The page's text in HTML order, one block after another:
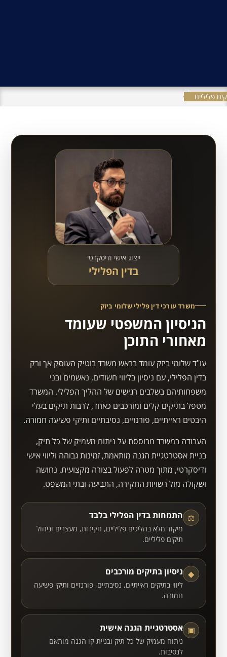
פליליים
משרד עורכי דין פלילי שלומי ביזק
הניסיון המשפטי שעומד
מאחורי התוכן
עו"ד שלומי ביזק עומד בראש משרד בוטיק העוסק אך ורק
בדין הפלילי, עם ניסיון בליווי חשודים, נאשמים ובני
משפחותיהם בשלבים רגישים של ההליך הפלילי. המשרד
מטפל בתיקים קלים ומורכבים כאחד, לרבות תיקים בעלי
היבטים ראייתיים, פורנזיים, נסיבתיים ותיקי פשיעה חמורה.
העבודה במשרד מבוססת על ניתוח מעמיק של כל תיק,
בניית אסטרטגיית הגנה מותאמת, זמינות גבוהה וליווי אישי
ודיסקרטי, מתוך מטרה לפעול בצורה מקצועית, נחושה
ושקולה מול רשויות החקירה, התביעה ובתי המשפט.
⚖ התמחות בדין הפלילי בלבד
מיקוד מלא בהליכים פליליים, חקירות, מעצרים וניהול
תיקים פליליים.
◆ ניסיון בתיקים מורכבים
ליווי בתיקים ראייתיים, נסיבתיים, פורנזיים ותיקי פשיעה
חמורה.
▣ אסטרטגיית הגנה אישית
ניתוח מעמיק של כל תיק ובניית קו הגנה מותאם
לנסיבות.
ייצוג אישי ודיסקרטי
בדין הפלילי